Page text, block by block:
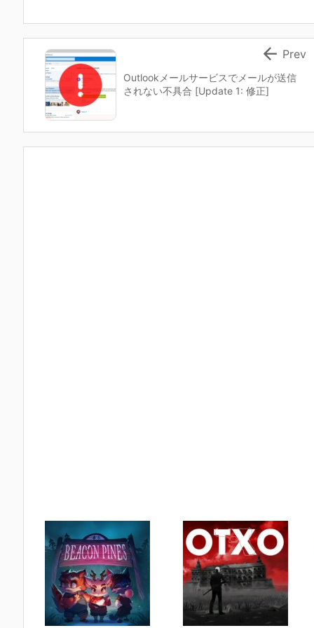
Outlookメールサービスでメールが送信
されない不具合 [Update 1: 修正]
 Prev